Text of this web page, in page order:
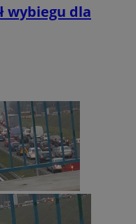
wybiegu dla